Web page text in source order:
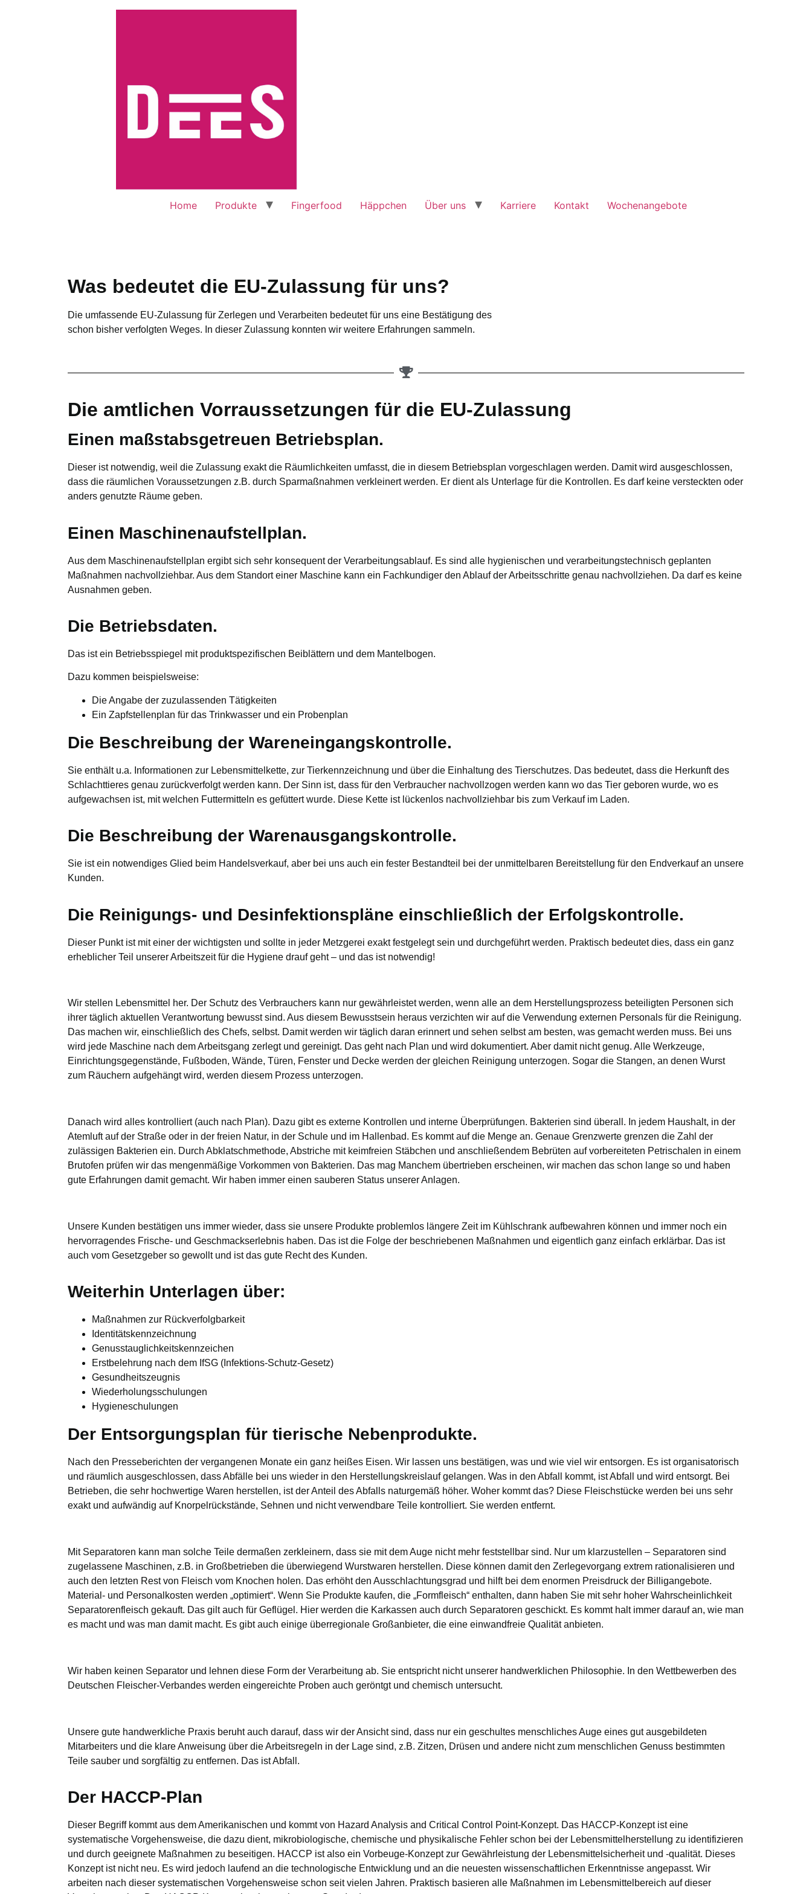
Home Produkte Fingerfood Häppchen Über uns Karriere Kontakt Wochenangebote
Was bedeutet die EU-Zulassung für uns?
Die umfassende EU-Zulassung für Zerlegen und Verarbeiten bedeutet für uns eine Bestätigung des
schon bisher verfolgten Weges. In dieser Zulassung konnten wir weitere Erfahrungen sammeln.
Die amtlichen Vorraussetzungen für die EU-Zulassung
Einen maßstabsgetreuen Betriebsplan.
Dieser ist notwendig, weil die Zulassung exakt die Räumlichkeiten umfasst, die in diesem Betriebsplan vorgeschlagen werden. Damit wird ausgeschlossen,
dass die räumlichen Voraussetzungen z.B. durch Sparmaßnahmen verkleinert werden. Er dient als Unterlage für die Kontrollen. Es darf keine versteckten oder
anders genutzte Räume geben.
Einen Maschinenaufstellplan.
Aus dem Maschinenaufstellplan ergibt sich sehr konsequent der Verarbeitungsablauf. Es sind alle hygienischen und verarbeitungstechnisch geplanten
Maßnahmen nachvollziehbar. Aus dem Standort einer Maschine kann ein Fachkundiger den Ablauf der Arbeitsschritte genau nachvollziehen. Da darf es keine
Ausnahmen geben.
Die Betriebsdaten.
Das ist ein Betriebsspiegel mit produktspezifischen Beiblättern und dem Mantelbogen.
Dazu kommen beispielsweise:
Die Angabe der zuzulassenden Tätigkeiten
Ein Zapfstellenplan für das Trinkwasser und ein Probenplan
Die Beschreibung der Wareneingangskontrolle.
Sie enthält u.a. Informationen zur Lebensmittelkette, zur Tierkennzeichnung und über die Einhaltung des Tierschutzes. Das bedeutet, dass die Herkunft des
Schlachttieres genau zurückverfolgt werden kann. Der Sinn ist, dass für den Verbraucher nachvollzogen werden kann wo das Tier geboren wurde, wo es
aufgewachsen ist, mit welchen Futtermitteln es gefüttert wurde. Diese Kette ist lückenlos nachvollziehbar bis zum Verkauf im Laden.
Die Beschreibung der Warenausgangskontrolle.
Sie ist ein notwendiges Glied beim Handelsverkauf, aber bei uns auch ein fester Bestandteil bei der unmittelbaren Bereitstellung für den Endverkauf an unsere
Kunden.
Die Reinigungs- und Desinfektionspläne einschließlich der Erfolgskontrolle.
Dieser Punkt ist mit einer der wichtigsten und sollte in jeder Metzgerei exakt festgelegt sein und durchgeführt werden. Praktisch bedeutet dies, dass ein ganz
erheblicher Teil unserer Arbeitszeit für die Hygiene drauf geht – und das ist notwendig!
Wir stellen Lebensmittel her. Der Schutz des Verbrauchers kann nur gewährleistet werden, wenn alle an dem Herstellungsprozess beteiligten Personen sich
ihrer täglich aktuellen Verantwortung bewusst sind. Aus diesem Bewusstsein heraus verzichten wir auf die Verwendung externen Personals für die Reinigung.
Das machen wir, einschließlich des Chefs, selbst. Damit werden wir täglich daran erinnert und sehen selbst am besten, was gemacht werden muss. Bei uns
wird jede Maschine nach dem Arbeitsgang zerlegt und gereinigt. Das geht nach Plan und wird dokumentiert. Aber damit nicht genug. Alle Werkzeuge,
Einrichtungsgegenstände, Fußboden, Wände, Türen, Fenster und Decke werden der gleichen Reinigung unterzogen. Sogar die Stangen, an denen Wurst
zum Räuchern aufgehängt wird, werden diesem Prozess unterzogen.
Danach wird alles kontrolliert (auch nach Plan). Dazu gibt es externe Kontrollen und interne Überprüfungen. Bakterien sind überall. In jedem Haushalt, in der
Atemluft auf der Straße oder in der freien Natur, in der Schule und im Hallenbad. Es kommt auf die Menge an. Genaue Grenzwerte grenzen die Zahl der
zulässigen Bakterien ein. Durch Abklatschmethode, Abstriche mit keimfreien Stäbchen und anschließendem Bebrüten auf vorbereiteten Petrischalen in einem
Brutofen prüfen wir das mengenmäßige Vorkommen von Bakterien. Das mag Manchem übertrieben erscheinen, wir machen das schon lange so und haben
gute Erfahrungen damit gemacht. Wir haben immer einen sauberen Status unserer Anlagen.
Unsere Kunden bestätigen uns immer wieder, dass sie unsere Produkte problemlos längere Zeit im Kühlschrank aufbewahren können und immer noch ein
hervorragendes Frische- und Geschmackserlebnis haben. Das ist die Folge der beschriebenen Maßnahmen und eigentlich ganz einfach erklärbar. Das ist
auch vom Gesetzgeber so gewollt und ist das gute Recht des Kunden.
Weiterhin Unterlagen über:
Maßnahmen zur Rückverfolgbarkeit
Identitätskennzeichnung
Genusstauglichkeitskennzeichen
Erstbelehrung nach dem IfSG (Infektions-Schutz-Gesetz)
Gesundheitszeugnis
Wiederholungsschulungen
Hygieneschulungen
Der Entsorgungsplan für tierische Nebenprodukte.
Nach den Presseberichten der vergangenen Monate ein ganz heißes Eisen. Wir lassen uns bestätigen, was und wie viel wir entsorgen. Es ist organisatorisch
und räumlich ausgeschlossen, dass Abfälle bei uns wieder in den Herstellungskreislauf gelangen. Was in den Abfall kommt, ist Abfall und wird entsorgt. Bei
Betrieben, die sehr hochwertige Waren herstellen, ist der Anteil des Abfalls naturgemäß höher. Woher kommt das? Diese Fleischstücke werden bei uns sehr
exakt und aufwändig auf Knorpelrückstände, Sehnen und nicht verwendbare Teile kontrolliert. Sie werden entfernt.
Mit Separatoren kann man solche Teile dermaßen zerkleinern, dass sie mit dem Auge nicht mehr feststellbar sind. Nur um klarzustellen – Separatoren sind
zugelassene Maschinen, z.B. in Großbetrieben die überwiegend Wurstwaren herstellen. Diese können damit den Zerlegevorgang extrem rationalisieren und
auch den letzten Rest von Fleisch vom Knochen holen. Das erhöht den Ausschlachtungsgrad und hilft bei dem enormen Preisdruck der Billigangebote.
Material- und Personalkosten werden „optimiert“. Wenn Sie Produkte kaufen, die „Formfleisch“ enthalten, dann haben Sie mit sehr hoher Wahrscheinlichkeit
Separatorenfleisch gekauft. Das gilt auch für Geflügel. Hier werden die Karkassen auch durch Separatoren geschickt. Es kommt halt immer darauf an, wie man
es macht und was man damit macht. Es gibt auch einige überregionale Großanbieter, die eine einwandfreie Qualität anbieten.
Wir haben keinen Separator und lehnen diese Form der Verarbeitung ab. Sie entspricht nicht unserer handwerklichen Philosophie. In den Wettbewerben des
Deutschen Fleischer-Verbandes werden eingereichte Proben auch geröntgt und chemisch untersucht.
Unsere gute handwerkliche Praxis beruht auch darauf, dass wir der Ansicht sind, dass nur ein geschultes menschliches Auge eines gut ausgebildeten
Mitarbeiters und die klare Anweisung über die Arbeitsregeln in der Lage sind, z.B. Zitzen, Drüsen und andere nicht zum menschlichen Genuss bestimmten
Teile sauber und sorgfältig zu entfernen. Das ist Abfall.
Der HACCP-Plan
Dieser Begriff kommt aus dem Amerikanischen und kommt von Hazard Analysis and Critical Control Point-Konzept. Das HACCP-Konzept ist eine
systematische Vorgehensweise, die dazu dient, mikrobiologische, chemische und physikalische Fehler schon bei der Lebensmittelherstellung zu identifizieren
und durch geeignete Maßnahmen zu beseitigen. HACCP ist also ein Vorbeuge-Konzept zur Gewährleistung der Lebensmittelsicherheit und -qualität. Dieses
Konzept ist nicht neu. Es wird jedoch laufend an die technologische Entwicklung und an die neuesten wissenschaftlichen Erkenntnisse angepasst. Wir
arbeiten nach dieser systematischen Vorgehensweise schon seit vielen Jahren. Praktisch basieren alle Maßnahmen im Lebensmittelbereich auf dieser